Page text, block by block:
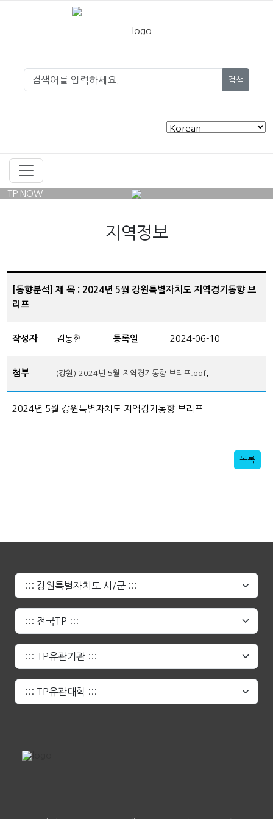
검색
TP NOW
지역정보
[동향분석] 제 목 : 2024년 5월 강원특별자치도 지역경기동향 브
리프
작성자 김동현 등록일 2024-06-10
첨부 (강원) 2024년 5월 지역경기동향 브리프.pdf
2024년 5월 강원특별자치도 지역경기동향 브리프 ​
목록